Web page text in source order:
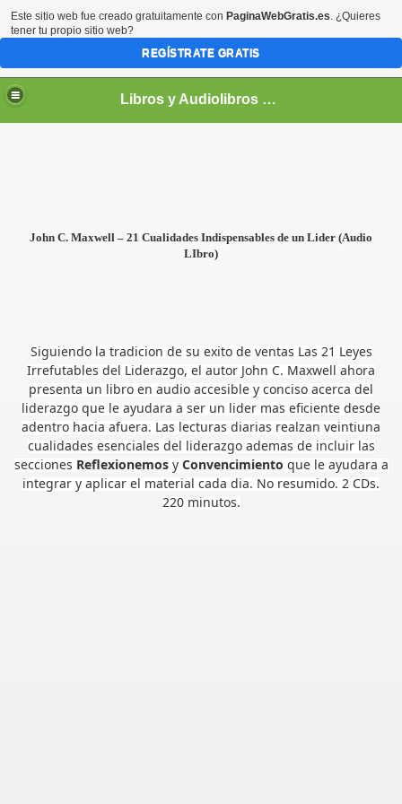
Libros y Audiolibros Para emprendedores
John C. Maxwell – 21 Cualidades Indispensables de un Lider (Audio
LIbro)
Siguiendo la tradicion de su exito de ventas Las 21 Leyes
Irrefutables del Liderazgo, el autor John C. Maxwell ahora
presenta un libro en audio accesible y conciso acerca del
liderazgo que le ayudara a ser un lider mas eficiente desde
adentro hacia afuera. Las lecturas diarias realzan veintiuna
cualidades esenciales del liderazgo ademas de incluir las
secciones Reflexionemos y Convencimiento que le ayudara a
integrar y aplicar el material cada dia. No resumido. 2 CDs.
220 minutos.
Este sitio web fue creado gratuitamente con PaginaWebGratis.es. ¿Quieres
tener tu propio sitio web?
REGÍSTRATE GRATIS